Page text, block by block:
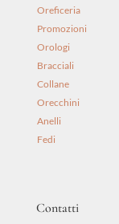
Oreficeria
Promozioni
Orologi
Bracciali
Collane
Orecchini
Anelli
Fedi
Contatti